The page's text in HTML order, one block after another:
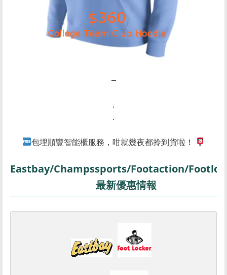
–
.
.
包埋順豐智能櫃服務，咁就幾夜都拎到貨啦！
Eastbay/Champssports/Footaction/
最新優惠情報